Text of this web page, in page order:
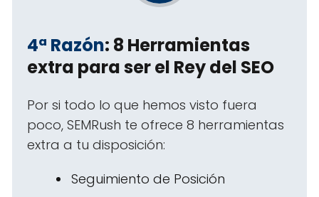
4ª Razón: 8 Herramientas
extra para ser el Rey del SEO
Por si todo lo que hemos visto fuera
poco, SEMRush te ofrece 8 herramientas
extra a tu disposición:
Seguimiento de Posición